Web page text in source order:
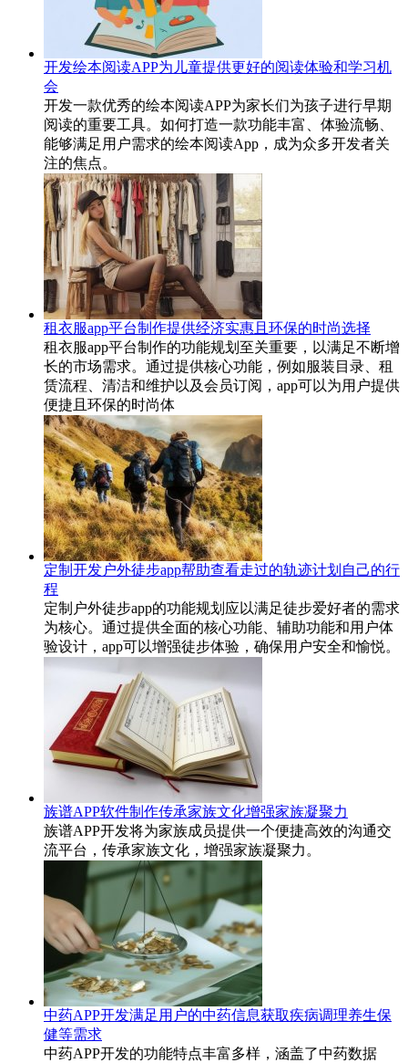
开发绘本阅读APP为儿童提供更好的阅读体验和学习机
会
开发一款优秀的绘本阅读APP为家长们为孩子进行早期
阅读的重要工具。如何打造一款功能丰富、体验流畅、
能够满足用户需求的绘本阅读App，成为众多开发者关
注的焦点。
租衣服app平台制作提供经济实惠且环保的时尚选择
租衣服app平台制作的功能规划至关重要，以满足不断增
长的市场需求。通过提供核心功能，例如服装目录、租
赁流程、清洁和维护以及会员订阅，app可以为用户提供
便捷且环保的时尚体
定制开发户外徒步app帮助查看走过的轨迹计划自己的行
程
定制户外徒步app的功能规划应以满足徒步爱好者的需求
为核心。通过提供全面的核心功能、辅助功能和用户体
验设计，app可以增强徒步体验，确保用户安全和愉悦。
族谱APP软件制作传承家族文化增强家族凝聚力
族谱APP开发将为家族成员提供一个便捷高效的沟通交
流平台，传承家族文化，增强家族凝聚力。
中药APP开发满足用户的中药信息获取疾病调理养生保
健等需求
中药APP开发的功能特点丰富多样，涵盖了中药数据